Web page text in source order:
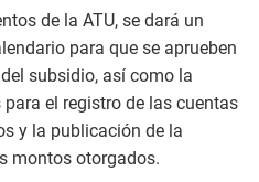
de la ATU, se dará un
para que se aprueben
subsidio, así como la
el registro de las cuentas
y la publicación de la
montos otorgados.